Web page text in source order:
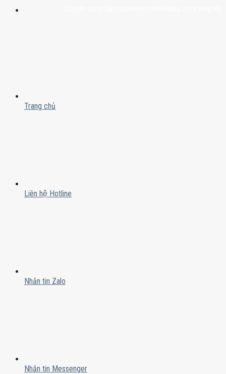
Trang chủ
Liên hệ Hotline
Nhắn tin Zalo
Nhắn tin Messenger